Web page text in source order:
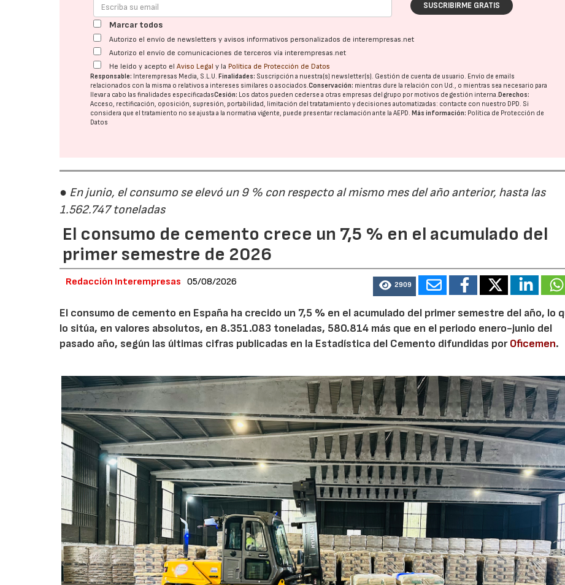
SUSCRIBIRME GRATIS
Marcar todos
Autorizo el envío de newsletters y avisos informativos personalizados de interempresas.net
Autorizo el envío de comunicaciones de terceros vía interempresas.net
He leído y acepto elAviso Legal y la Política de Protección de Datos
Responsable: Interempresas Media, S.L.U. Finalidades: Suscripción a nuestra(s) newsletter(s). Gestión de cuenta de usuario. Envío de emails
relacionados con la misma o relativos a intereses similares o asociados.Conservación: mientras dure la relación con Ud., o mientras sea necesario para
llevar a cabo las finalidades especificadasCesión: Los datos pueden cederse a otras empresas del grupo por motivos de gestión interna. Derechos:
Acceso, rectificación, oposición, supresión, portabilidad, limitación del tratatamiento y decisiones automatizadas: contacte con nuestro DPD. Si
considera que el tratamiento no se ajusta a la normativa vigente, puede presentar reclamación ante laAEPD. Más información: Política de Protección de
Datos
● En junio, el consumo se elevó un 9 % con respecto al mismo mes del año anterior, hasta las
1.562.747 toneladas
El consumo de cemento crece un 7,5 % en el acumulado del
primer semestre de 2026
Redacción Interempresas 05/08/2026 2909
El consumo de cemento en España ha crecido un 7,5 % en el acumulado del primer semestre del año, lo
lo sitúa, en valores absolutos, en 8.351.083 toneladas, 580.814 más que en el periodo enero-junio del
pasado año, según las últimas cifras publicadas en la Estadística del Cemento difundidas porOficemen.
28/07/2026 30/07/2026